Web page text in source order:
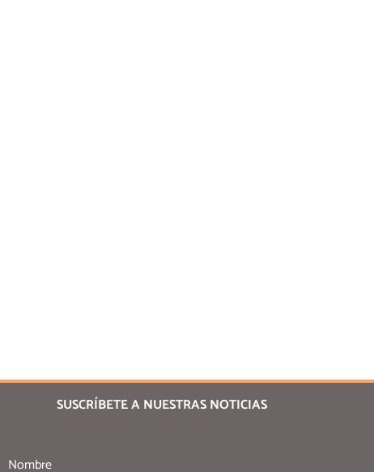
SUSCRÍBETE A NUESTRAS NOTICIAS
Nombre